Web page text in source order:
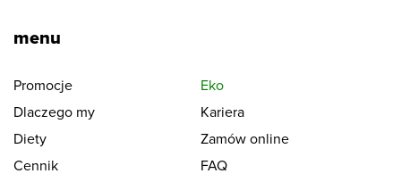
menu
Promocje
Eko
Dlaczego my
Kariera
Diety
Zamów online
Cennik
FAQ